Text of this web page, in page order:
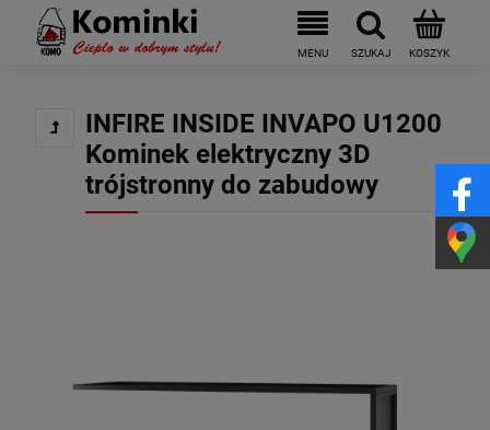
INFIRE INSIDE INVAPO U1200
Kominek elektryczny 3D
trójstronny do zabudowy